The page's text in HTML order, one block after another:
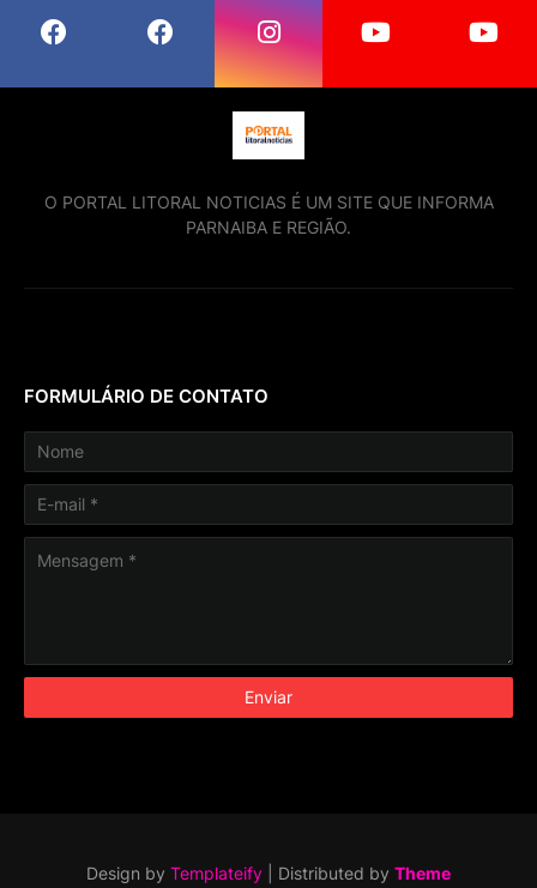
O PORTAL LITORAL NOTICIAS É UM SITE QUE INFORMA
PARNAIBA E REGIÃO.
FORMULÁRIO DE CONTATO
Design by Templateify | Distributed by Theme